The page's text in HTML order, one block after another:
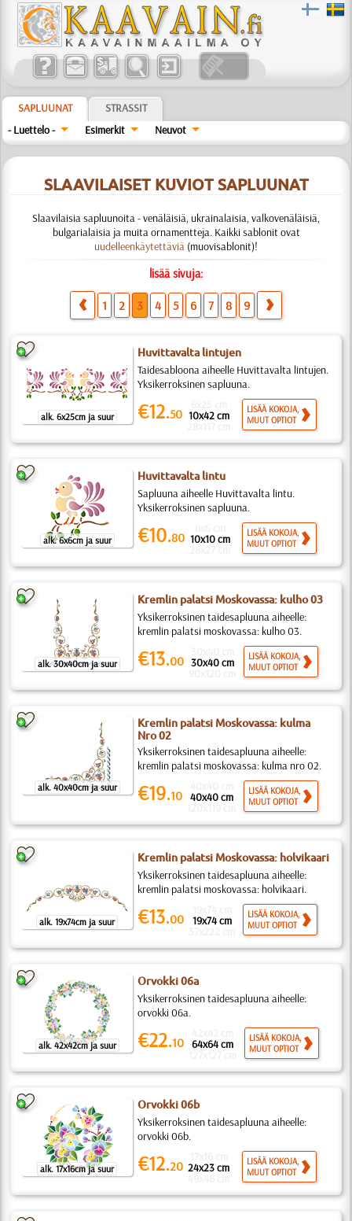
SAPLUUNAT
STRASSIT
- Luettelo -
Esimerkit Neuvot
SLAAVILAISET KUVIOT SAPLUUNAT
Slaavilaisia sapluunoita - venäläisiä, ukrainalaisia, valkovenäläisiä,
bulgarialaisia ja muita ornamentteja. Kaikki sablonit ovat
uudelleenkäytettäviä (muovisablonit)!
lisää sivuja:
1 2 3 4 5 6 7 8 9
alk. 6x25cm ja suur
Huvittavalta lintujen
Taidesabloona aiheelle Huvittavalta lintujen.
Yksikerroksinen sapluuna.
€12.50 10x42 cm
LISÄÄ KOKOJA,
MUUT OPTIOT
alk. 6x6cm ja suur
Huvittavalta lintu
Sapluuna aiheelle Huvittavalta lintu.
Yksikerroksinen sapluuna.
€10.80 10x10 cm
LISÄÄ KOKOJA,
MUUT OPTIOT
alk. 30x40cm ja suur
Kremlin palatsi Moskovassa: kulho 03
Yksikerroksinen taidesapluuna aiheelle:
kremlin palatsi moskovassa: kulho 03.
€13.00 30x40 cm
LISÄÄ KOKOJA,
MUUT OPTIOT
alk. 40x40cm ja suur
Kremlin palatsi Moskovassa: kulma
Nro 02
Yksikerroksinen taidesapluuna aiheelle:
kremlin palatsi moskovassa: kulma nro 02.
€19.10 40x40 cm
LISÄÄ KOKOJA,
MUUT OPTIOT
alk. 19x74cm ja suur
Kremlin palatsi Moskovassa: holvikaari
Yksikerroksinen taidesapluuna aiheelle:
kremlin palatsi moskovassa: holvikaari.
€13.00 19x74 cm
LISÄÄ KOKOJA,
MUUT OPTIOT
alk. 42x42cm ja suur
Orvokki 06a
Yksikerroksinen taidesapluuna aiheelle:
orvokki 06a.
€22.10 64x64 cm
LISÄÄ KOKOJA,
MUUT OPTIOT
alk. 17x16cm ja suur
Orvokki 06b
Yksikerroksinen taidesapluuna aiheelle:
orvokki 06b.
€12.20 24x23 cm
LISÄÄ KOKOJA,
MUUT OPTIOT